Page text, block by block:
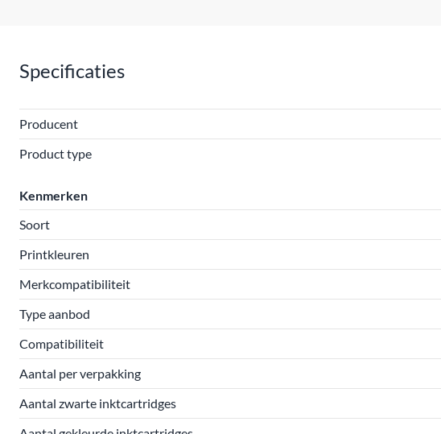
Specificaties
Producent
Product type
Kenmerken
Soort
Printkleuren
Merkcompatibiliteit
Type aanbod
Compatibiliteit
Aantal per verpakking
Aantal zwarte inktcartridges